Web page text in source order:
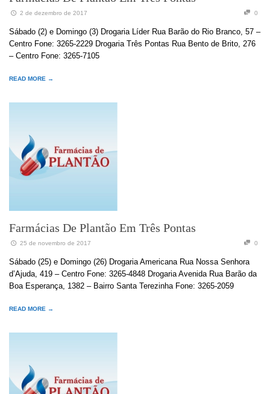
2 de dezembro de 2017 0
Sábado (2) e Domingo (3) Drogaria Líder Rua Barão do Rio Branco, 57 –
Centro Fone: 3265-2229 Drogaria Três Pontas Rua Bento de Brito, 276
– Centro Fone: 3265-7105
READ MORE →
Farmácias De Plantão Em Três Pontas
25 de novembro de 2017 0
Sábado (25) e Domingo (26) Drogaria Americana Rua Nossa Senhora
d’Ajuda, 419 – Centro Fone: 3265-4848 Drogaria Avenida Rua Barão da
Boa Esperança, 1382 – Bairro Santa Terezinha Fone: 3265-2059
READ MORE →